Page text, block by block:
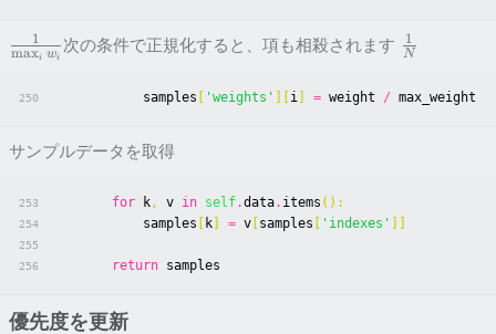
maxi wi
1 次の条件で正規化すると、項も相殺されます N
1
250 samples [ 'weights' ][i] = weight / max_weight
サンプルデータを取得
253 for k, v in self.data. items ():
254 samples [ k] = v [samples [ 'indexes' ]]
255
256
return samples
優先度を更新